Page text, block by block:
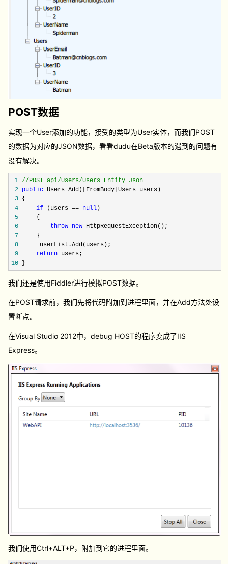
POST数据
实现一个User添加的功能，接受的类型为User实体，而我们POST
的数据为对应的JSON数据，看看dudu在Beta版本的遇到的问题有
没有解决。
1 //POST api/Users/Users Entity Json
2 public Users Add([FromBody]Users users)
3 {
4
if (users == null)
5 {
6
throw new HttpRequestException();
7 }
8 _userList.Add(users);
9
return users;
10 }
我们还是使用Fiddler进行模拟POST数据。
在POST请求前，我们先将代码附加到进程里面，并在Add方法处设
置断点。
在Visual Studio 2012中，debug HOST的程序变成了IIS
Express。
我们使用Ctrl+ALT+P，附加到它的进程里面。